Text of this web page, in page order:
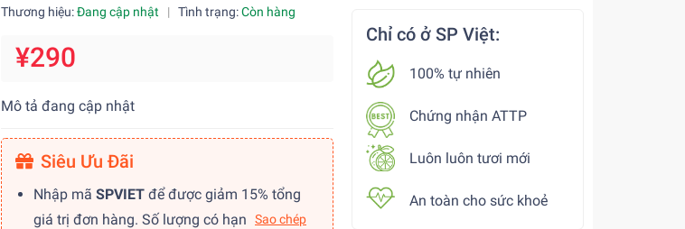
Thương hiệu:Đang cập nhật | Tình trạng:Còn hàng
¥290
Mô tả đang cập nhật
Siêu Ưu Đãi
Nhập mã SPVIET để được giảm 15% tổng
giá trị đơn hàng. Số lượng có hạn
Sao chép
Chỉ có ở SP Việt:
100% tự nhiên
Chứng nhận ATTP
Luôn luôn tươi mới
An toàn cho sức khoẻ